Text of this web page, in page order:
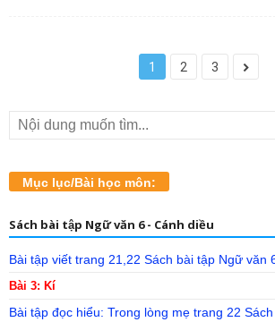
1 2 3
Mục lục/Bài học môn:
Sách bài tập Ngữ văn 6 - Cánh diều
Bài tập viết trang 21,22 Sách bài tập Ngữ văn
Bài 3: Kí
Bài tập đọc hiểu: Trong lòng mẹ trang 22